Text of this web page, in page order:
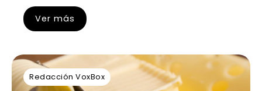
Ver más
Redacción VoxBox